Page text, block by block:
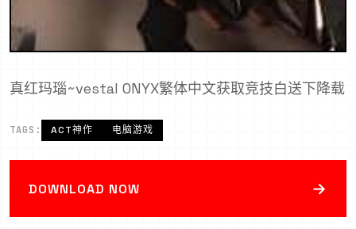
真红玛瑙~vestal ONYX繁体中文获取竞技白送下降载
TAGS: ACT神作 电脑游戏
DOWNLOAD NOW →